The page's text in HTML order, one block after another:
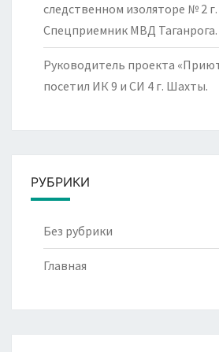
следственном изоляторе № 2 г.
Спецприемник МВД Таганрога.
Руководитель проекта
посетил ИК 9 и СИ 4 г. Шахты.
РУБРИКИ
Без рубрики
Главная